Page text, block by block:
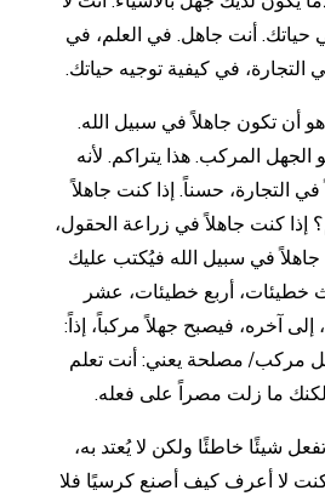
أنت جاهل. في العلم، في
التجارة، في كيفية توجيه حياتك.
أن تكون جاهلاً في سبيل الله.
المركب. هذا يتراكم. لأنه
التجارة، حسناً. إذا كنت جاهلاً
إذا كنت جاهلاً في زراعة الحقول،
جاهلاً في سبيل الله فيُكتب عليك
خطيئات، أربع خطيئات، عشر
آخره، فيصبح جهلاً مركباً، إذاً:
مركب/ مصلحة يعني: أنت تعلم
ما زلت مصراً على فعله.
شيئًا خاطئًا ولكن لا يُعتد به،
كنت لا أعرف كيف أصنع كرسيًا فلا